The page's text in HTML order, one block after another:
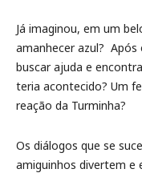
Já imaginou, em um
amanhecer azul? Após
buscar ajuda e
teria acontecido? Um
reação da Turminha?
Os diálogos que se
amiguinhos divertem